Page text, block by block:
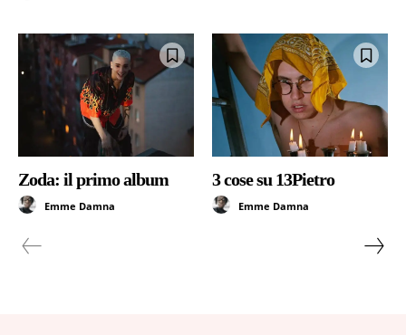
Zoda: il primo album
Emme Damna
3 cose su 13Pietro
Emme Damna